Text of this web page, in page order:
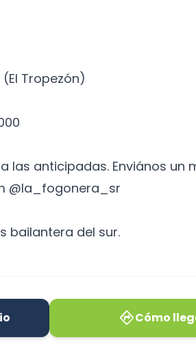
Tropezón)
las anticipadas. Enviános un
@la_fogonera_sr
bailantera del sur.
directionsCómo